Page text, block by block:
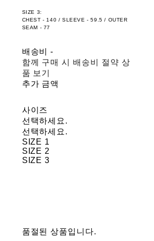
SIZE 3:
CHEST - 140 / SLEEVE - 59.5 / OUTER
SEAM - 77
배송비-
함께 구매 시 배송비 절약 상
품 보기
추가 금액
사이즈
선택하세요.
선택하세요.
SIZE 1
SIZE 2
SIZE 3
품절된 상품입니다.